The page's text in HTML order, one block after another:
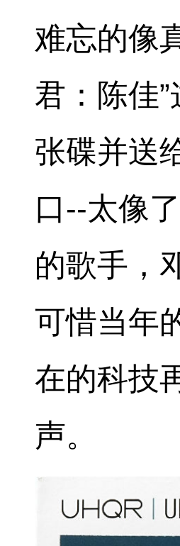
难忘的像
君：陈佳
张碟并送
口--太像
的歌手，
可惜当年
在的科技
声。